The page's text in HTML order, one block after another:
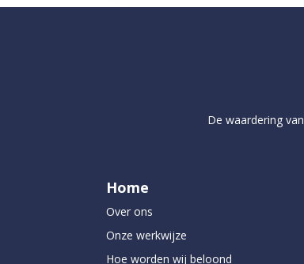
De waardering van
Home
Over ons
Onze werkwijze
Hoe worden wij beloond